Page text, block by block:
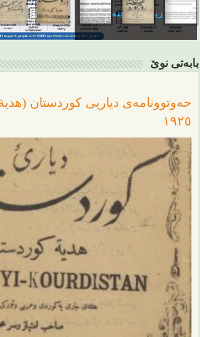
زیاتر بخوێنەوە ...
بابەتی نوێ
حەوتوونامەی دیاریی کوردستان
١٩٢٥